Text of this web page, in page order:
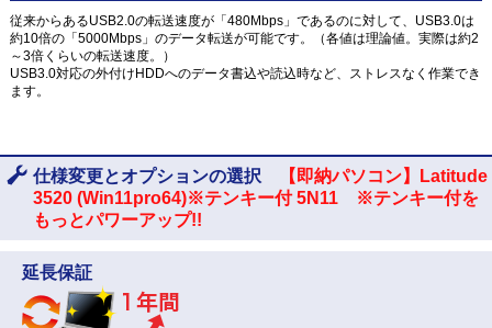
従来からあるUSB2.0の転送速度が「480Mbps」であるのに対して、USB3.0は
約10倍の「5000Mbps」のデータ転送が可能です。（各値は理論値。実際は約2
～3倍くらいの転送速度。）
USB3.0対応の外付けHDDへのデータ書込や読込時など、ストレスなく作業でき
ます。
仕様変更とオプションの選択
【即納パソコン】Latitude
3520 (Win11pro64)※テンキー付 5N11 ※テンキー付を
もっとパワーアップ!!
延長保証